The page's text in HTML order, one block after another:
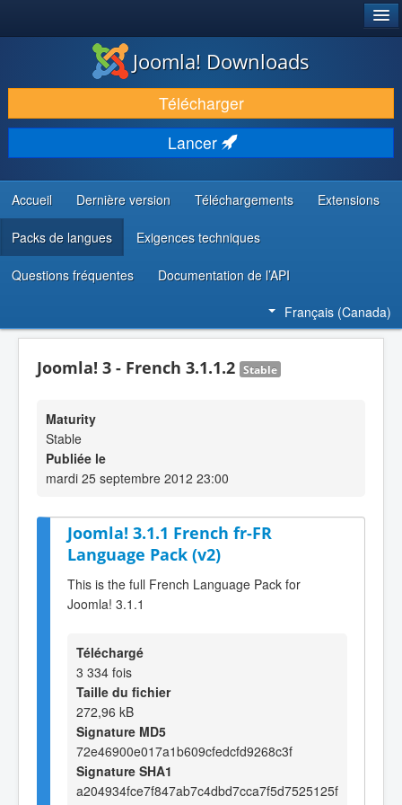
TÉLÉCHARGER & ENRICHIR
DÉCOUVRIR & APPRENDRE
COMMUNAUTÉ & SUPPORT
RESSOURCES DÉVELOPPEURS
Joomla! Downloads
Télécharger
Lancer
Accueil Dernière version Téléchargements Extensions
Packs de langues Exigences techniques
Questions fréquentes Documentation de l’API
Français (Canada)
Joomla! 3 - French 3.1.1.2 Stable
Maturity
Stable
Publiée le
mardi 25 septembre 2012 23:00
Joomla! 3.1.1 French fr-FR
Language Pack (v2)
This is the full French Language Pack for
Joomla! 3.1.1
Téléchargé
3 334 fois
Taille du fichier
272,96 kB
Signature MD5
72e46900e017a1b609cfedcfd9268c3f
Signature SHA1
a204934fce7f847ab7c4dbd7cca7f5d7525125f